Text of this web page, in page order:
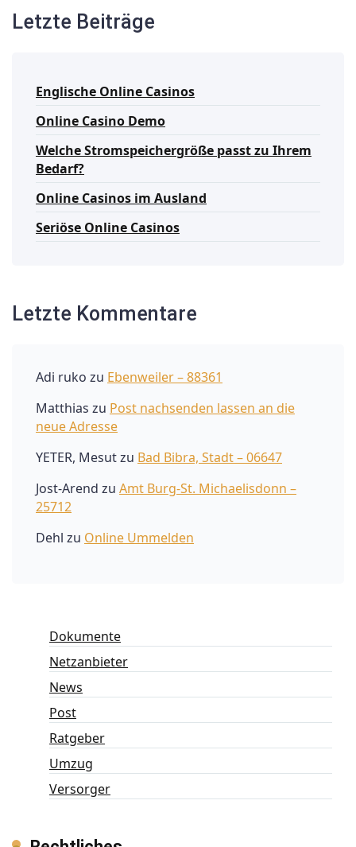
Letzte Beiträge
Englische Online Casinos
Online Casino Demo
Welche Stromspeichergröße passt zu Ihrem
Bedarf?
Online Casinos im Ausland
Seriöse Online Casinos
Letzte Kommentare
Adi ruko zu Ebenweiler – 88361
Matthias zu Post nachsenden lassen an die
neue Adresse
YETER, Mesutzu Bad Bibra, Stadt – 06647
Jost-Arend zu Amt Burg-St. Michaelisdonn –
25712
Dehl zu Online Ummelden
Dokumente
Netzanbieter
News
Post
Ratgeber
Umzug
Versorger